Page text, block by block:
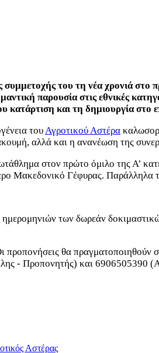
του τη νέα χρονιά
παρουσία στις εθνικές
κατάρτιση και τη δημιουργία στο
τουΑγροτικού Αστέρα
αλλά και η ανανέωση της
στον πρώτο όμιλο της Α’
Μακεδονικό Γέφυρας. Παράλληλα
των δωρεάν
θα
- Προπονητής) και 6906505390
Αστέρας